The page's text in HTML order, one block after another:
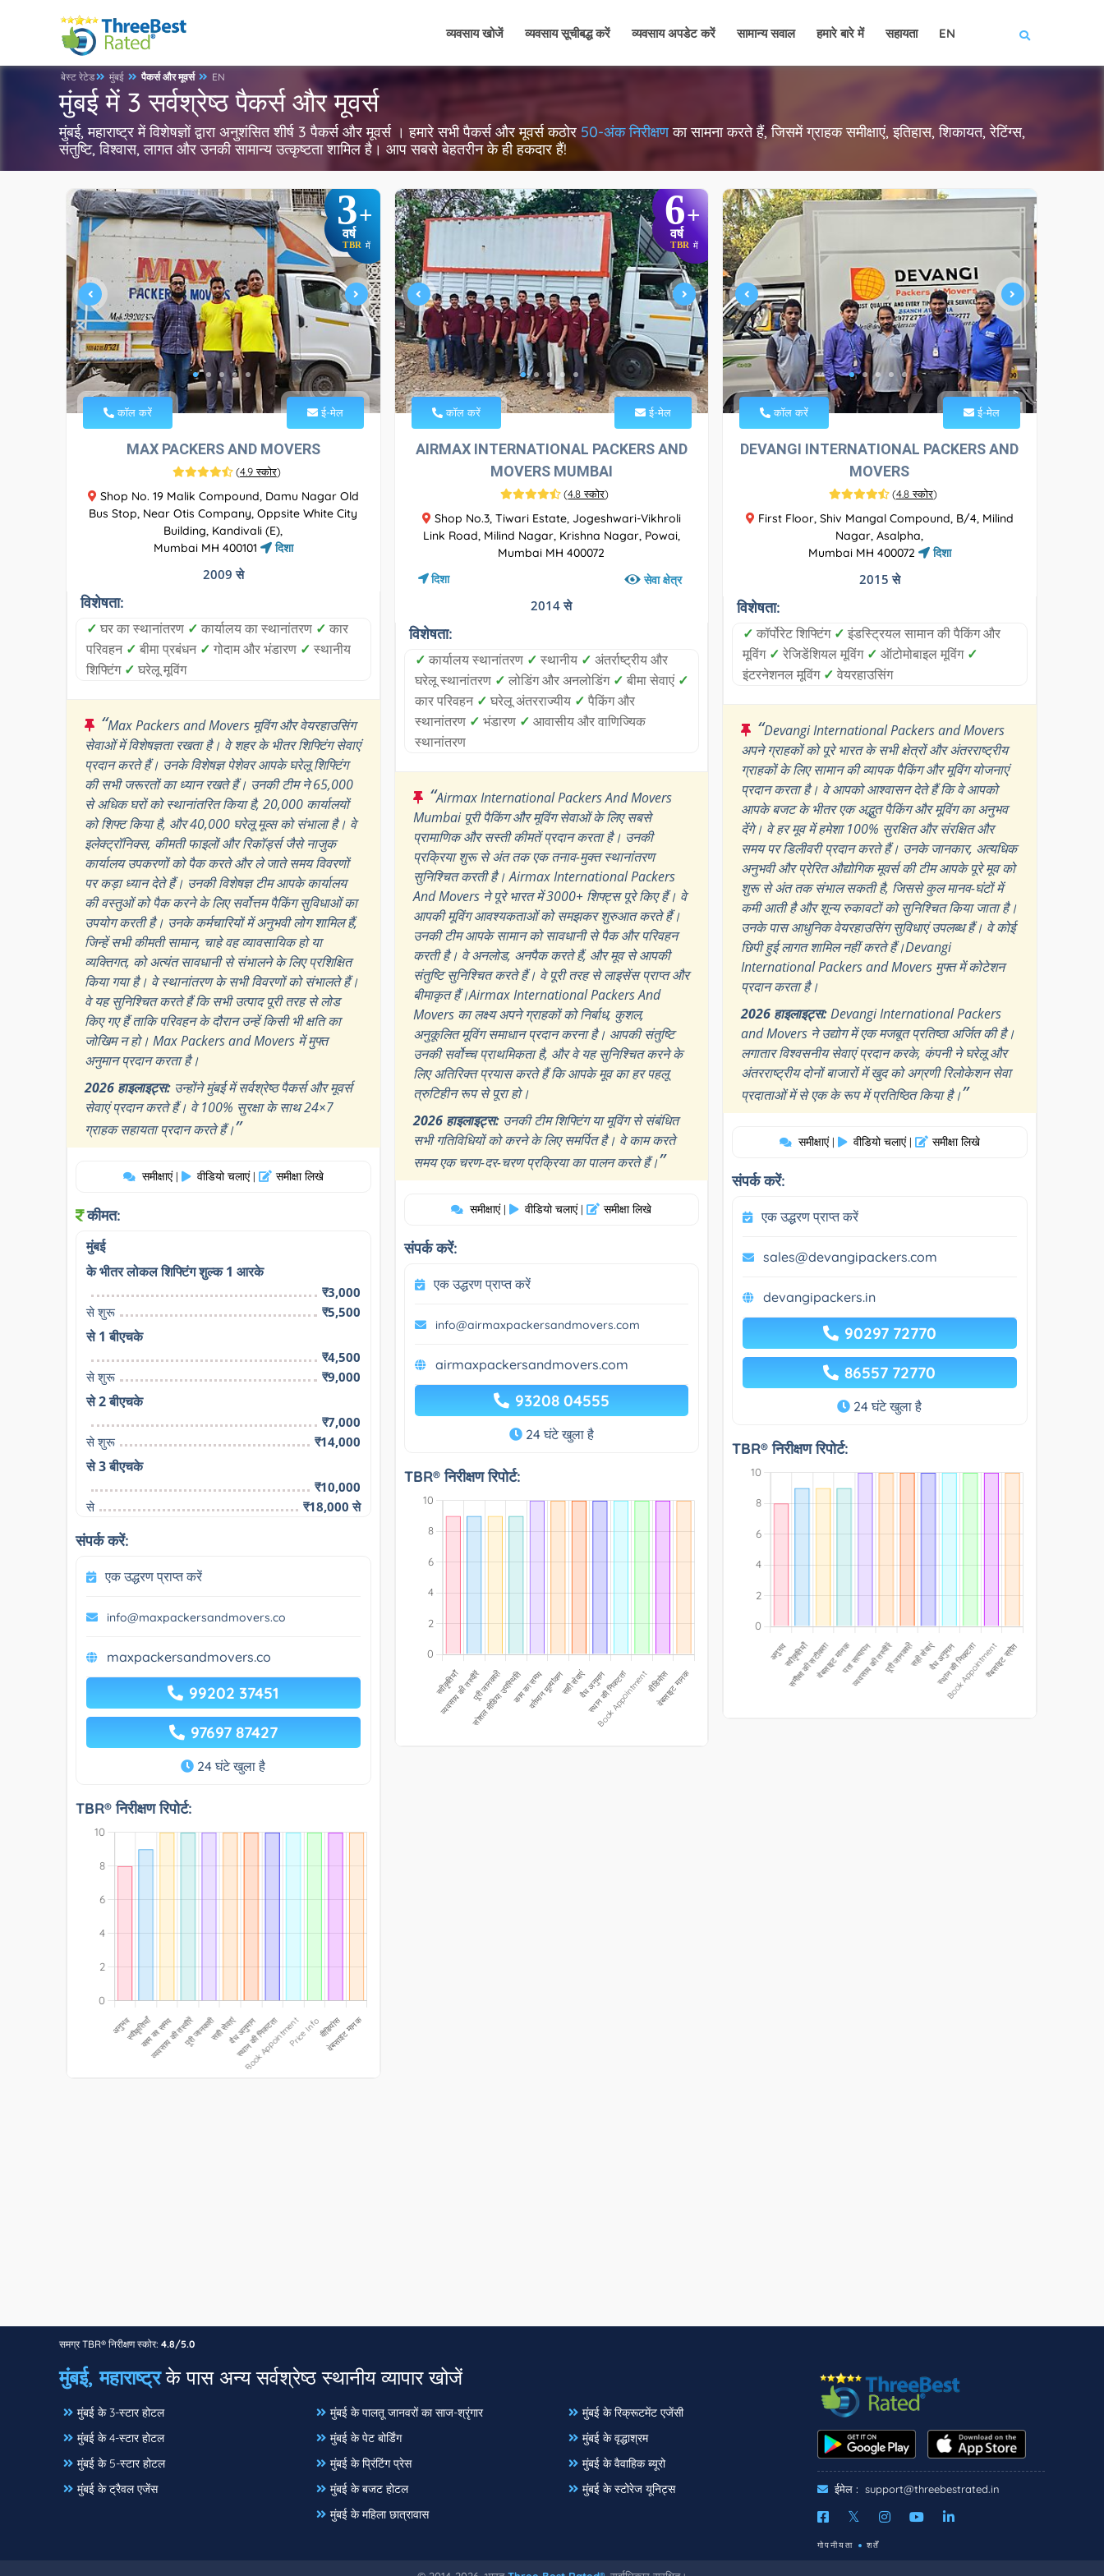
व्यवसाय खोजें व्यवसाय सूचीबद्ध करें व्यवसाय अपडेट करें सामान्य सवाल हमारे बारे में सहायता EN
बेस्ट रेटेड मुंबई पैकर्स और मूवर्स EN
मुंबई में 3 सर्वश्रेष्ठ पैकर्स और मूवर्स
मुंबई, महाराष्ट्र में विशेषज्ञों द्वारा अनुशंसित शीर्ष 3 पैकर्स और मूवर्स । हमारे सभी पैकर्स और मूवर्स कठोर 50-अंक निरीक्षणका सामना करते हैं, जिसमें ग्राहक समीक्षाएं, इतिहास, शिकायत, रेटिंग्स,
संतुष्टि, विश्वास, लागत और उनकी सामान्य उत्कृष्टता शामिल है। आप सबसे बेहतरीन के ही हकदार हैं!
3+
वर्ष
TBR में
कॉल करें ई-मेल
MAX PACKERS AND MOVERS
(4.9 स्कोर)
Shop No. 19 Malik Compound, Damu Nagar Old
Bus Stop, Near Otis Company, Oppsite White City
Building, Kandivali (E),
Mumbai MH 400101
दिशा
2009 से
विशेषता:
✓ घर का स्थानांतरण ✓ कार्यालय का स्थानांतरण ✓ कार
परिवहन ✓ बीमा प्रबंधन ✓ गोदाम और भंडारण ✓ स्थानीय
शिफ्टिंग ✓ घरेलू मूविंग
“Max Packers and Movers मूविंग और वेयरहाउसिंग
सेवाओं में विशेषज्ञता रखता है। वे शहर के भीतर शिफ्टिंग सेवाएं
प्रदान करते हैं। उनके विशेषज्ञ पेशेवर आपके घरेलू शिफ्टिंग
की सभी जरूरतों का ध्यान रखते हैं। उनकी टीम ने 65,000
से अधिक घरों को स्थानांतरित किया है, 20,000 कार्यालयों
को शिफ्ट किया है, और 40,000 घरेलू मूव्स को संभाला है। वे
इलेक्ट्रॉनिक्स, कीमती फाइलों और रिकॉर्ड्स जैसे नाजुक
कार्यालय उपकरणों को पैक करते और ले जाते समय विवरणों
पर कड़ा ध्यान देते हैं। उनकी विशेषज्ञ टीम आपके कार्यालय
की वस्तुओं को पैक करने के लिए सर्वोत्तम पैकिंग सुविधाओं का
उपयोग करती है। उनके कर्मचारियों में अनुभवी लोग शामिल हैं,
जिन्हें सभी कीमती सामान, चाहे वह व्यावसायिक हो या
व्यक्तिगत, को अत्यंत सावधानी से संभालने के लिए प्रशिक्षित
किया गया है। वे स्थानांतरण के सभी विवरणों को संभालते हैं।
वे यह सुनिश्चित करते हैं कि सभी उत्पाद पूरी तरह से लोड
किए गए हैं ताकि परिवहन के दौरान उन्हें किसी भी क्षति का
जोखिम न हो। Max Packers and Movers में मुफ्त
अनुमान प्रदान करता है।
2026 हाइलाइट्स: उन्होंने मुंबई में सर्वश्रेष्ठ पैकर्स और मूवर्स
सेवाएं प्रदान करते हैं। वे 100% सुरक्षा के साथ 24×7
ग्राहक सहायता प्रदान करते हैं।”
समीक्षाएं | वीडियो चलाएं | समीक्षा लिखे
कीमत:
मुंबई
के भीतर लोकल शिफ्टिंग शुल्क 1 आरके
₹3,000
से शुरू
₹5,500
से 1 बीएचके
₹4,500
से शुरू
₹9,000
से 2 बीएचके
₹7,000
से शुरू
₹14,000
से 3 बीएचके
₹10,000
से
₹18,000 से
संपर्क करें:
एक उद्धरण प्राप्त करें
info@maxpackersandmovers.co
maxpackersandmovers.co
99202 37451
97697 87427
24 घंटे खुला है
TBR® निरीक्षण रिपोर्ट:
6+
वर्ष
TBR में
कॉल करें ई-मेल
AIRMAX INTERNATIONAL PACKERS AND
MOVERS MUMBAI
(4.8 स्कोर)
Shop No.3, Tiwari Estate, Jogeshwari-Vikhroli
Link Road, Milind Nagar, Krishna Nagar, Powai,
Mumbai MH 400072
दिशा सेवा क्षेत्र
2014 से
विशेषता:
✓ कार्यालय स्थानांतरण ✓ स्थानीय ✓ अंतर्राष्ट्रीय और
घरेलू स्थानांतरण ✓ लोडिंग और अनलोडिंग ✓ बीमा सेवाएं ✓
कार परिवहन ✓ घरेलू अंतरराज्यीय ✓ पैकिंग और
स्थानांतरण ✓ भंडारण ✓ आवासीय और वाणिज्यिक
स्थानांतरण
“Airmax International Packers And Movers
Mumbai पूरी पैकिंग और मूविंग सेवाओं के लिए सबसे
प्रामाणिक और सस्ती कीमतें प्रदान करता है। उनकी
प्रक्रिया शुरू से अंत तक एक तनाव-मुक्त स्थानांतरण
सुनिश्चित करती है। Airmax International Packers
And Movers ने पूरे भारत में 3000+ शिफ्ट्स पूरे किए हैं। वे
आपकी मूविंग आवश्यकताओं को समझकर शुरुआत करते हैं।
उनकी टीम आपके सामान को सावधानी से पैक और परिवहन
करती है। वे अनलोड, अनपैक करते हैं, और मूव से आपकी
संतुष्टि सुनिश्चित करते हैं। वे पूरी तरह से लाइसेंस प्राप्त और
बीमाकृत हैं।Airmax International Packers And
Movers का लक्ष्य अपने ग्राहकों को निर्बाध, कुशल,
अनुकूलित मूविंग समाधान प्रदान करना है। आपकी संतुष्टि
उनकी सर्वोच्च प्राथमिकता है, और वे यह सुनिश्चित करने के
लिए अतिरिक्त प्रयास करते हैं कि आपके मूव का हर पहलू
त्रुटिहीन रूप से पूरा हो।
2026 हाइलाइट्स:उनकी टीम शिफ्टिंग या मूविंग से संबंधित
सभी गतिविधियों को करने के लिए समर्पित है। वे काम करते
समय एक चरण-दर-चरण प्रक्रिया का पालन करते हैं।”
समीक्षाएं | वीडियो चलाएं | समीक्षा लिखे
संपर्क करें:
एक उद्धरण प्राप्त करें
info@airmaxpackersandmovers.com
airmaxpackersandmovers.com
93208 04555
24 घंटे खुला है
TBR® निरीक्षण रिपोर्ट:
कॉल करें ई-मेल
DEVANGI INTERNATIONAL PACKERS AND
MOVERS
(4.8 स्कोर)
First Floor, Shiv Mangal Compound, B/4, Milind
Nagar, Asalpha,
Mumbai MH 400072
दिशा
2015 से
विशेषता:
✓ कॉर्पोरेट शिफ्टिंग ✓ इंडस्ट्रियल सामान की पैकिंग और
मूविंग ✓ रेजिडेंशियल मूविंग ✓ ऑटोमोबाइल मूविंग ✓
इंटरनेशनल मूविंग ✓ वेयरहाउसिंग
“Devangi International Packers and Movers
अपने ग्राहकों को पूरे भारत के सभी क्षेत्रों और अंतरराष्ट्रीय
ग्राहकों के लिए सामान की व्यापक पैकिंग और मूविंग योजनाएं
प्रदान करता है। वे आपको आश्वासन देते हैं कि वे आपको
आपके बजट के भीतर एक अद्भुत पैकिंग और मूविंग का अनुभव
देंगे। वे हर मूव में हमेशा 100% सुरक्षित और संरक्षित और
समय पर डिलीवरी प्रदान करते हैं। उनके जानकार, अत्यधिक
अनुभवी और प्रेरित औद्योगिक मूवर्स की टीम आपके पूरे मूव को
शुरू से अंत तक संभाल सकती है, जिससे कुल मानव-घंटों में
कमी आती है और शून्य रुकावटों को सुनिश्चित किया जाता है।
उनके पास आधुनिक वेयरहाउसिंग सुविधाएं उपलब्ध हैं। वे कोई
छिपी हुई लागत शामिल नहीं करते हैं।Devangi
International Packers and Movers मुफ्त में कोटेशन
प्रदान करता है।
2026 हाइलाइट्स:Devangi International Packers
and Movers ने उद्योग में एक मजबूत प्रतिष्ठा अर्जित की है।
लगातार विश्वसनीय सेवाएं प्रदान करके, कंपनी ने घरेलू और
अंतरराष्ट्रीय दोनों बाजारों में खुद को अग्रणी रिलोकेशन सेवा
प्रदाताओं में से एक के रूप में प्रतिष्ठित किया है।”
समीक्षाएं | वीडियो चलाएं | समीक्षा लिखे
संपर्क करें:
एक उद्धरण प्राप्त करें
sales@devangipackers.com
devangipackers.in
90297 72770
86557 72770
24 घंटे खुला है
TBR® निरीक्षण रिपोर्ट:
समग्र TBR® निरीक्षण स्कोर: 4.8/5.0
मुंबई, महाराष्ट्रके पास अन्य सर्वश्रेष्ठ स्थानीय व्यापार खोजें
मुंबई के 3-स्टार होटल
मुंबई के 4-स्टार होटल
मुंबई के 5-स्टार होटल
मुंबई के ट्रैवल एजेंस
मुंबई के पालतू जानवरों का साज-श्रृंगार
मुंबई के पेट बोर्डिंग
मुंबई के प्रिंटिंग प्रेस
मुंबई के बजट होटल
मुंबई के महिला छात्रावास
मुंबई के रिक्रूटमेंट एजेंसी
मुंबई के वृद्धाश्रम
मुंबई के वैवाहिक ब्यूरो
मुंबई के स्टोरेज यूनिट्स
ईमेल : support@threebestrated.in
गोपनीयता शर्तें